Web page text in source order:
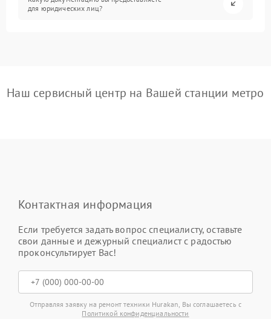
для юридических лиц?
Наш сервисный центр на Вашей станции метро
Контактная информация
Если требуется задать вопрос специалисту, оставьте
свои данные и дежурный специалист с радостью
проконсультирует Вас!
Отправляя заявку на ремонт техники Hurakan, Вы соглашаетесь с
Политикой конфиденциальности